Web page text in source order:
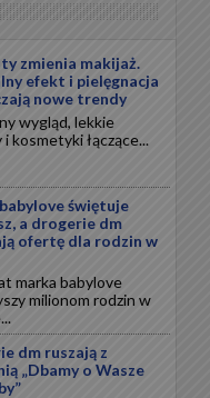
zmienia makijaż.
efekt i pielęgnacja
nowe trendy
wygląd, lekkie
i kosmetyki łączące...
świętuje
a drogerie dm
ofertę dla rodzin w
marka babylove
milionom rodzin w
dm ruszają z
„Dbamy o Wasze